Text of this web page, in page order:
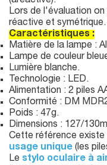
Lors de l'évaluation
réactive et symétrique.
Caractéristiques :
Matière de la lampe :
Lampe de couleur
Lumière blanche.
Technologie : LED.
Alimentation : 2 piles
Conformité : DM
Poids : 47g.
Dimensions : 127/
Cette référence existe
usage unique (les
Le stylo oculaire à